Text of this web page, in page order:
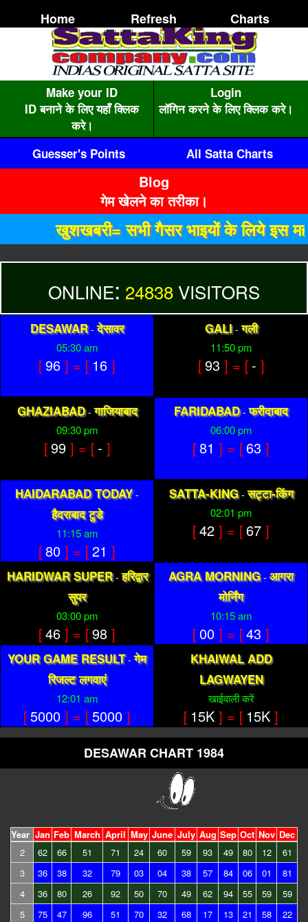
Home Refresh Charts
Make your ID
ID बनाने के लिए यहाँ क्लिक
करे।
Login
लॉगिन करने के लिए क्लिक करे।
Guesser's Points All Satta Charts
Blog
गेम खेलने का तरीका।
खुशखबरी= सभी गैसर भाइयों के लिये इस
ONLINE: 24838 VISITORS
DESAWAR - देसावर
05:30 am
[96 ] = [ 16 ]
GALI - गली
11:50 pm
[93 ] = [ - ]
GHAZIABAD - गाजियाबाद
09:30 pm
[99 ] = [ - ]
FARIDABAD - फरीदाबाद
06:00 pm
[81 ] = [63 ]
HAIDARABAD TODAY -
हैदराबाद टुडे
11:15 am
[80 ] = [21 ]
SATTA-KING - सट्टा-किंग
02:01 pm
[42 ] = [67 ]
HARIDWAR SUPER - हरिद्वार
सुपर
03:00 pm
[46 ] = [98 ]
AGRA MORNING - आगरा
मोर्निंग
10:15 am
[00 ] = [43 ]
YOUR GAME RESULT - गेम
रिजल्ट लगवाएं
12:01 am
[5000 ] = [5000 ]
KHAIWAL ADD
LAGWAYEN
खाईवाली करें
[ 15K ] = [ 15K ]
DESAWAR CHART 1984
Year Jan Feb March April May June July Aug Sep Oct Nov Dec
2
62 66 51 71 24 60 59 93 49 80 12
61
3
36 38 32 79 03 04 38 57 84 06 01
81
4
36 80 26 92 50 70 49 62 94 55 59
59
5
75 47 96 51 70 32 68 17 13 21 58
22